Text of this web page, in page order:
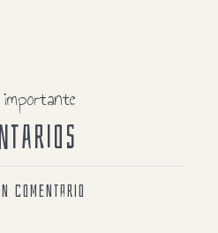
que no puede viajar por una erupción volcánica
informa a través de PayPal
comentario